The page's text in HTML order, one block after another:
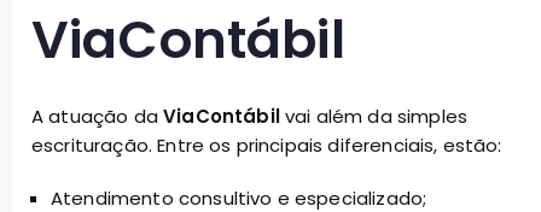
ViaContábil
A atuação daViaContábilvai além da simples
escrituração. Entre os principais diferenciais, estão:
Atendimento consultivo e especializado;